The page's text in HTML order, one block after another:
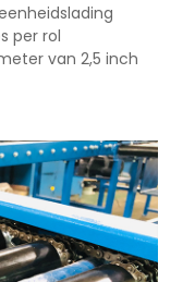
per rol
van 2,5 inch